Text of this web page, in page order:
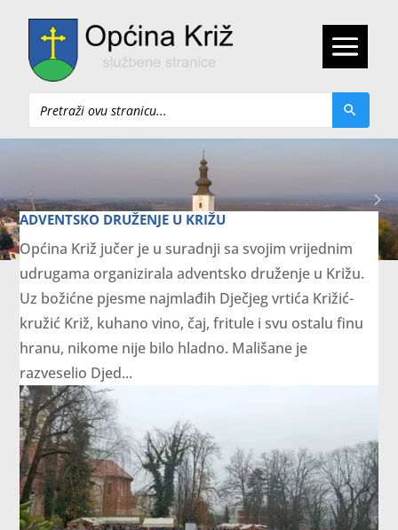
Pretraži
ADVENTSKO DRUŽENJE U KRIŽU
Općina Križ jučer je u suradnji sa svojim vrijednim
udrugama organizirala adventsko druženje u Križu.
Uz božićne pjesme najmlađih Dječjeg vrtića Križić-
kružić Križ, kuhano vino, čaj, fritule i svu ostalu finu
hranu, nikome nije bilo hladno. Mališane je
razveselio Djed...